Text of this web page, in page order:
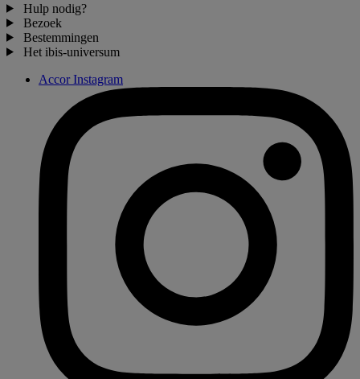
Hulp nodig?
Bezoek
Bestemmingen
Het ibis-universum
Accor Instagram